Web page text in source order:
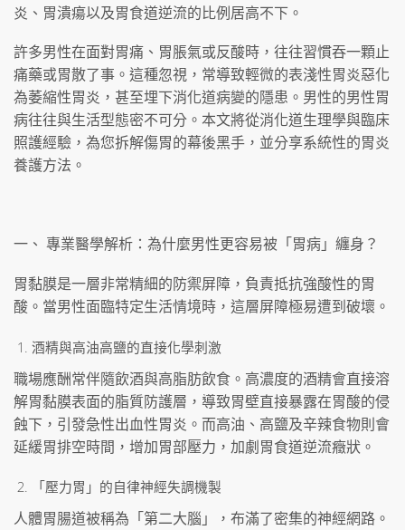
炎、胃潰瘍以及胃食道逆流的比例居高不下。
許多男性在面對胃痛、胃脹氣或反酸時，往往習慣吞一顆止
痛藥或胃散了事。這種忽視，常導致輕微的表淺性胃炎惡化
為萎縮性胃炎，甚至埋下消化道病變的隱患。男性的男性胃
病往往與生活型態密不可分。本文將從消化道生理學與臨床
照護經驗，為您拆解傷胃的幕後黑手，並分享系統性的胃炎
養護方法。
一、 專業醫學解析：為什麼男性更容易被「胃病」纏身？
胃黏膜是一層非常精細的防禦屏障，負責抵抗強酸性的胃
酸。當男性面臨特定生活情境時，這層屏障極易遭到破壞。
酒精與高油高鹽的直接化學刺激
職場應酬常伴隨飲酒與高脂肪飲食。高濃度的酒精會直接溶
解胃黏膜表面的脂質防護層，導致胃壁直接暴露在胃酸的侵
蝕下，引發急性出血性胃炎。而高油、高鹽及辛辣食物則會
延緩胃排空時間，增加胃部壓力，加劇胃食道逆流癥狀。
「壓力胃」的自律神經失調機製
人體胃腸道被稱為「第二大腦」，布滿了密集的神經網路。